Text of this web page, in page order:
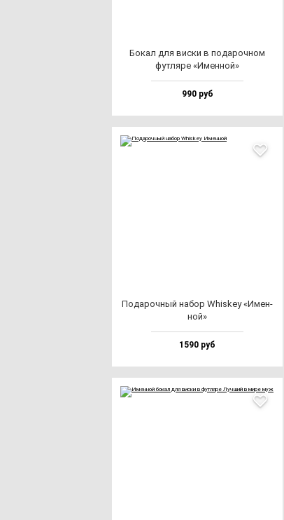
Бокал для вис­ки в по­да­роч­ном
фут­ля­ре «Имен­ной»
990 руб
Пода­роч­ный на­бор Whis­key «Имен­
ной»
1590 руб